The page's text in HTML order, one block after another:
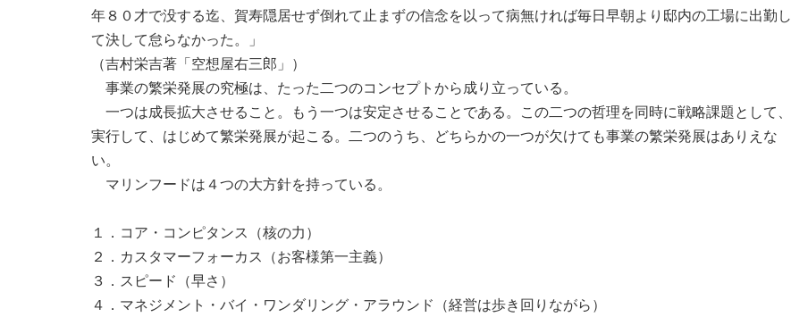
年８０才で没する迄、賀寿隠居せず倒れて止まずの信念を以って病無ければ毎日早朝より邸内の工場に出勤し
て決して怠らなかった。」
（吉村栄吉著「空想屋右三郎」）
事業の繁栄発展の究極は、たった二つのコンセプトから成り立っている。
一つは成長拡大させること。もう一つは安定させることである。この二つの哲理を同時に戦略課題として、
実行して、はじめて繁栄発展が起こる。二つのうち、どちらかの一つが欠けても事業の繁栄発展はありえな
い。
マリンフードは４つの大方針を持っている。
１．コア・コンピタンス（核の力）
２．カスタマーフォーカス（お客様第一主義）
３．スピード（早さ）
４．マネジメント・バイ・ワンダリング・アラウンド（経営は歩き回りながら）